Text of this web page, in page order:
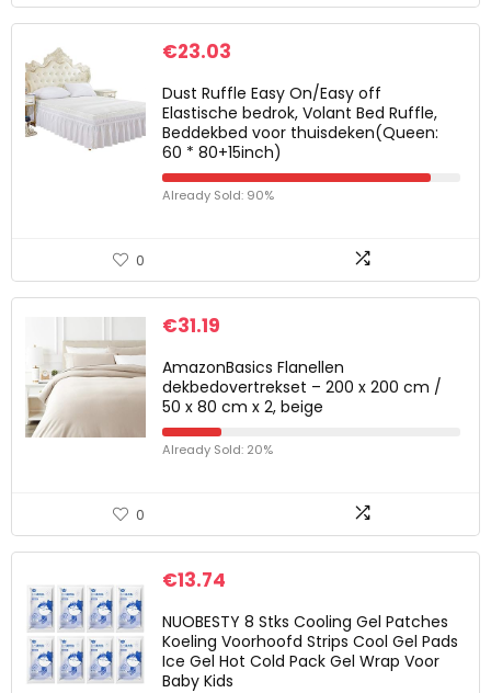
€23.03
Dust Ruffle Easy On/Easy off
Elastische bedrok, Volant Bed Ruffle,
Beddekbed voor thuisdeken(Queen:
60 * 80+15inch)
Already Sold: 90%
0
€31.19
AmazonBasics Flanellen
dekbedovertrekset – 200 x 200 cm /
50 x 80 cm x 2, beige
Already Sold: 20%
0
€13.74
NUOBESTY 8 Stks Cooling Gel Patches
Koeling Voorhoofd Strips Cool Gel Pads
Ice Gel Hot Cold Pack Gel Wrap Voor
Baby Kids